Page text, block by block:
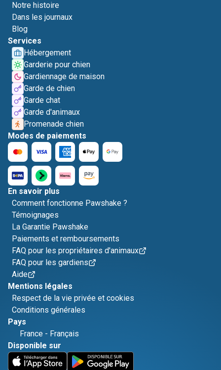
Notre histoire
Dans les journaux
Blog
Services
Hébergement
Garderie pour chien
Gardiennage de maison
Garde de chien
Garde chat
Garde d'animaux
Promenade chien
Modes de paiements
En savoir plus
Comment fonctionne Pawshake ?
Témoignages
La Garantie Pawshake
Paiements et remboursements
FAQ pour les propriétaires d'animaux
FAQ pour les gardiens
Aide
Mentions légales
Respect de la vie privée et cookies
Conditions générales
Pays
France - Français
Disponible sur